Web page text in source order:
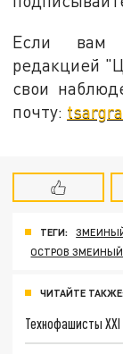
Если вам
редакцией
свои
почту:
ТЕГИ:
ОСТРОВ ЗМЕИНЫЙ
ЧИТАЙТЕ
Технофашисты XXI